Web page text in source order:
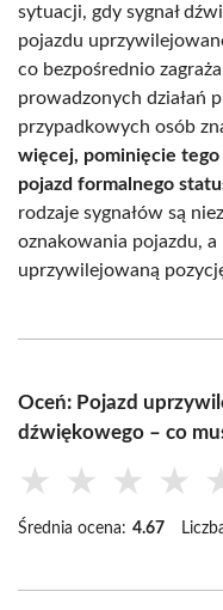
sytuacji, gdy sygnał
pojazdu
co bezpośrednio
prowadzonych działań
przypadkowych osób
więcej, pominięcie
pojazd formalnego
rodzaje sygnałów są
oznakowania pojazdu,
uprzywilejowaną
Oceń: Pojazd
dźwiękowego – co
★ ★ ★ ★
Średnia ocena: 4.67